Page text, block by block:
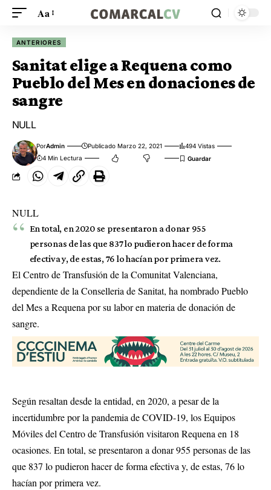
Aa
ANTERIORES
Sanitat elige a Requena como
Pueblo del Mes en donaciones de
sangre
NULL
PorAdmin Publicado Marzo 22, 2021
494 Vistas
4 Min Lectura
NULL
En total, en 2020 se presentaron a donar 955
personas de las que 837 lo pudieron hacer de forma
efectiva y, de estas, 76 lo hacían por primera vez.
El Centro de Transfusión de la Comunitat Valenciana,
dependiente de la Conselleria de Sanitat, ha nombrado Pueblo
del Mes a Requena por su labor en materia de donación de
sangre.
Según resaltan desde la entidad, en 2020, a pesar de la
incertidumbre por la pandemia de COVID-19, los Equipos
Móviles del Centro de Transfusión visitaron Requena en 18
ocasiones. En total, se presentaron a donar 955 personas de las
que 837 lo pudieron hacer de forma efectiva y, de estas, 76 lo
hacían por primera vez.